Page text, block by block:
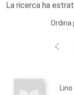
La ricerca ha
Ordina